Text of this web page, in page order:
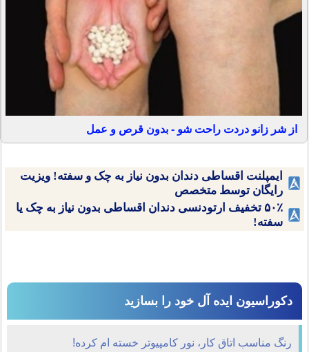
از شر زانو دردت راحت شو - بدون قرص و عمل
ایمپلنت اقساطی دندان بدون نیاز به چک و سفته! ویزیت
رایگان توسط متخصص
۵۰٪ تخفیف ارتودنسی دندان اقساطی بدون نیاز به چک یا
سفته!
دکوراسیون ایده آل خود را بسازید
رنگ مناسب اتاق کار، نور کامپیوتر خسته ام کرده!